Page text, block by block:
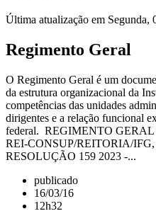
Última atualização em Segunda,
Regimento Geral
O Regimento Geral é um
da estrutura organizacional da
competências das unidades
dirigentes e a relação funcional
federal. REGIMENTO GERAL
REI-CONSUP/REITORIA/IFG,
RESOLUÇÃO 159 2023 -...
publicado
16/03/16
12h32